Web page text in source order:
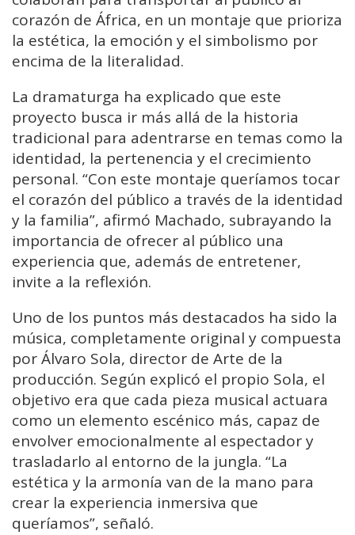
corazón de África, en un montaje que prioriza
la estética, la emoción y el simbolismo por
encima de la literalidad.
La dramaturga ha explicado que este
proyecto busca ir más allá de la historia
tradicional para adentrarse en temas como la
identidad, la pertenencia y el crecimiento
personal. “Con este montaje queríamos tocar
el corazón del público a través de la identidad
y la familia”, afirmó Machado, subrayando la
importancia de ofrecer al público una
experiencia que, además de entretener,
invite a la reflexión.
Uno de los puntos más destacados ha sido la
música, completamente original y compuesta
por Álvaro Sola, director de Arte de la
producción. Según explicó el propio Sola, el
objetivo era que cada pieza musical actuara
como un elemento escénico más, capaz de
envolver emocionalmente al espectador y
trasladarlo al entorno de la jungla. “La
estética y la armonía van de la mano para
crear la experiencia inmersiva que
queríamos”, señaló.